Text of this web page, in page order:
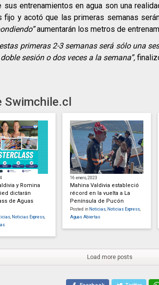
sus entrenamientos en agua son una
fijo y acotó que las primeras semanas
aumentarán los metros de
primeras 2-3 semanas será sólo una
sesión o dos veces a la semana”,
Swimchile.cl
y Romina
dictarán
de Aguas
, Noticias Express,
16 enero, 2023
Mahina Valdivia estableció
récord en la vuelta a La
Península de Pucón
Posted in Noticias, Noticias Express,
Aguas Abiertas
Load more posts